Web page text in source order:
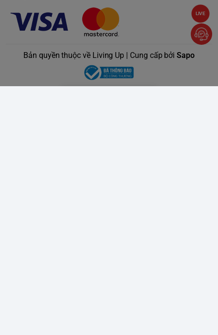
Bản quyền thuộc về Living Up | Cung cấp bởiSapo
LIVE